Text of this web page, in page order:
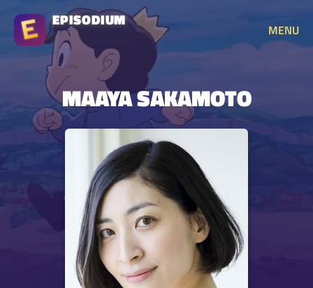
EPISODIUM
MENU
MAAYA SAKAMOTO